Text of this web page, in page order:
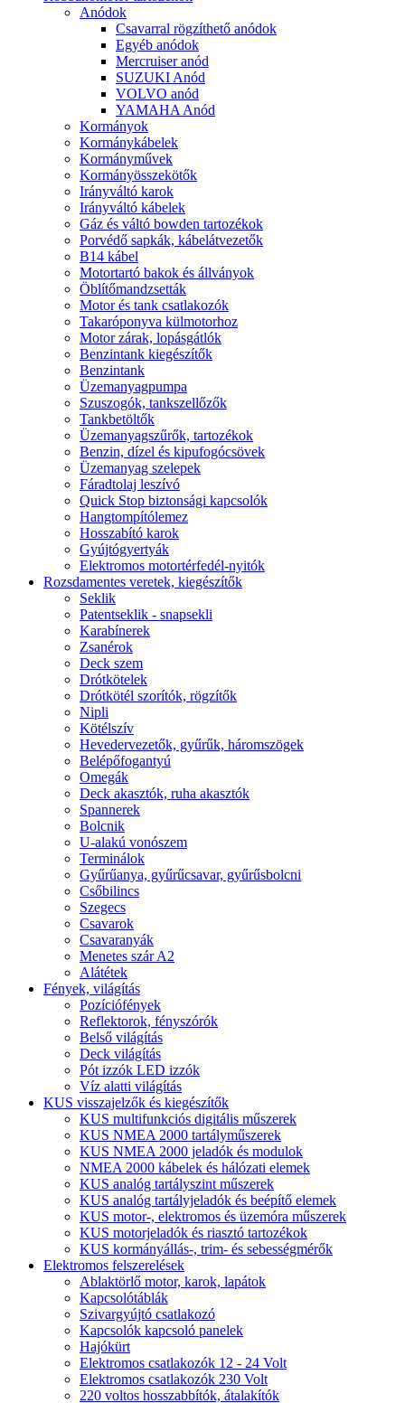
Anódok
Csavarral rögzíthető anódok
Egyéb anódok
Mercruiser anód
SUZUKI Anód
VOLVO anód
YAMAHA Anód
Kormányok
Kormánykábelek
Kormányművek
Kormányösszekötők
Irányváltó karok
Irányváltó kábelek
Gáz és váltó bowden tartozékok
Porvédő sapkák, kábelátvezetők
B14 kábel
Motortartó bakok és állványok
Öblítőmandzsetták
Motor és tank csatlakozók
Takaróponyva külmotorhoz
Motor zárak, lopásgátlók
Benzintank kiegészítők
Benzintank
Üzemanyagpumpa
Szuszogók, tankszellőzők
Tankbetöltők
Üzemanyagszűrők, tartozékok
Benzin, dízel és kipufogócsövek
Üzemanyag szelepek
Fáradtolaj leszívó
Quick Stop biztonsági kapcsolók
Hangtompítólemez
Hosszabító karok
Gyújtógyertyák
Elektromos motortérfedél-nyitók
Rozsdamentes veretek, kiegészítők
Seklik
Patentseklik - snapsekli
Karabínerek
Zsanérok
Deck szem
Drótkötelek
Drótkötél szorítók, rögzítők
Nipli
Kötélszív
Hevedervezetők, gyűrűk, háromszögek
Belépőfogantyú
Omegák
Deck akasztók, ruha akasztók
Spannerek
Bolcnik
U-alakú vonószem
Terminálok
Gyűrűanya, gyűrűcsavar, gyűrűsbolcni
Csőbilincs
Szegecs
Csavarok
Csavaranyák
Menetes szár A2
Alátétek
Fények, világítás
Pozíciófények
Reflektorok, fényszórók
Belső világítás
Deck világítás
Pót izzók LED izzók
Víz alatti világítás
KUS visszajelzők és kiegészítők
KUS multifunkciós digitális műszerek
KUS NMEA 2000 tartályműszerek
KUS NMEA 2000 jeladók és modulok
NMEA 2000 kábelek és hálózati elemek
KUS analóg tartályszint műszerek
KUS analóg tartályjeladók és beépítő elemek
KUS motor-, elektromos és üzemóra műszerek
KUS motorjeladók és riasztó tartozékok
KUS kormányállás-, trim- és sebességmérők
Elektromos felszerelések
Ablaktörlő motor, karok, lapátok
Kapcsolótáblák
Szivargyújtó csatlakozó
Kapcsolók kapcsoló panelek
Hajókürt
Elektromos csatlakozók 12 - 24 Volt
Elektromos csatlakozók 230 Volt
220 voltos hosszabbítók, átalakítók